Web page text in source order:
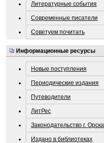
Литературные события
Современные писатели
Советуем почитать
Информационные ресурсы
Новые поступления
Периодические издания
Путеводители
ЛитРес
Законодательство г. Орска
Издано в библиотеках